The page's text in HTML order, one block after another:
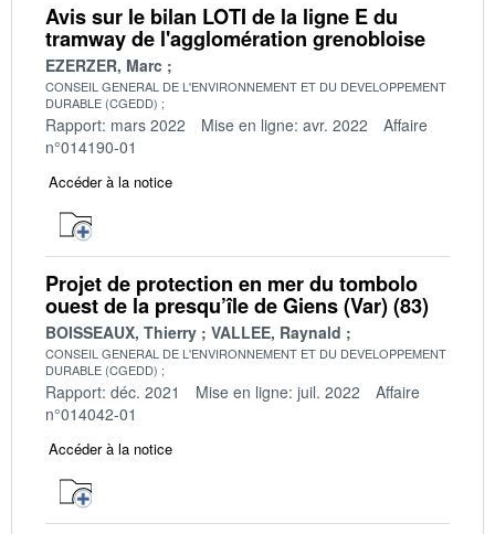
Avis sur le bilan LOTI de la ligne E du
tramway de l'agglomération grenobloise
EZERZER, Marc
CONSEIL GENERAL DE L'ENVIRONNEMENT ET DU DEVELOPPEMENT
DURABLE (CGEDD)
Rapport: mars 2022 Mise en ligne: avr. 2022
Affaire
n°014190-01
Accéder à la notice
Projet de protection en mer du tombolo
ouest de la presqu’île de Giens (Var) (83)
BOISSEAUX, Thierry VALLEE, Raynald
CONSEIL GENERAL DE L'ENVIRONNEMENT ET DU DEVELOPPEMENT
DURABLE (CGEDD)
Rapport: déc. 2021 Mise en ligne: juil. 2022
Affaire
n°014042-01
Accéder à la notice